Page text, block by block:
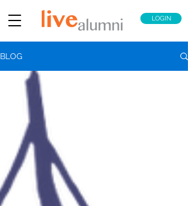
LOGIN
BLOG